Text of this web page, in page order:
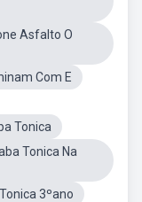
Asfalto O
Com E
Tonica
Tonica Na
3ºano